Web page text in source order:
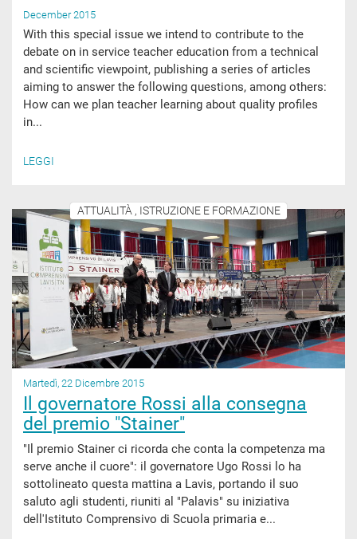
December 2015
With this special issue we intend to contribute to the
debate on in service teacher education from a technical
and scientific viewpoint, publishing a series of articles
aiming to answer the following questions, among others:
How can we plan teacher learning about quality profiles
in...
LEGGI
ATTUALITÀ , ISTRUZIONE E FORMAZIONE
Martedì, 22 Dicembre 2015
Il governatore Rossi alla consegna
del premio "Stainer"
"Il premio Stainer ci ricorda che conta la competenza ma
serve anche il cuore": il governatore Ugo Rossi lo ha
sottolineato questa mattina a Lavis, portando il suo
saluto agli studenti, riuniti al "Palavis" su iniziativa
dell'Istituto Comprensivo di Scuola primaria e...